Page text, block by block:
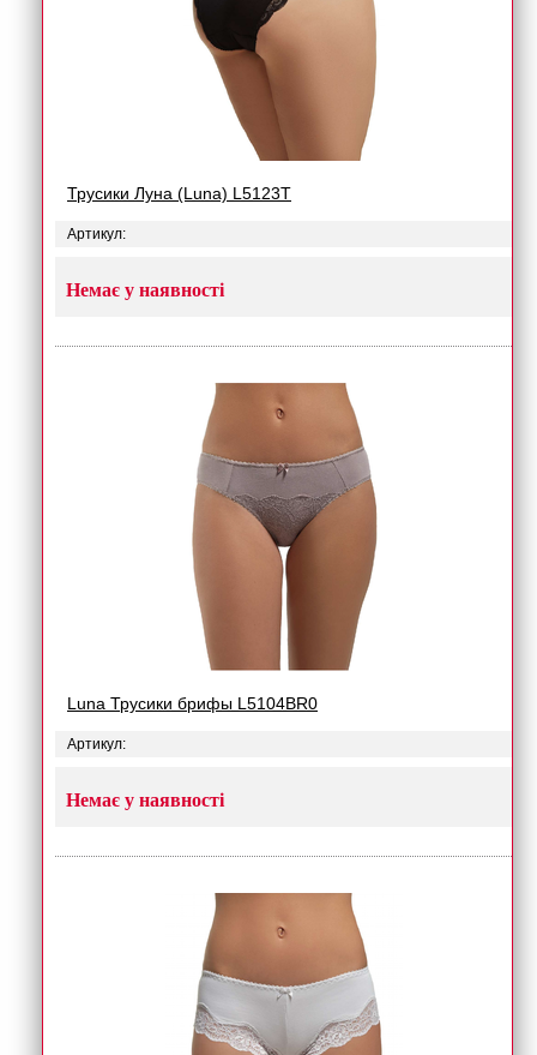
Трусики Луна (Luna) L5123T
Артикул:
Немає у наявності
Luna Трусики брифы L5104BR0
Артикул:
Немає у наявності